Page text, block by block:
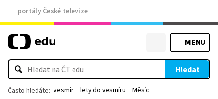
portály České televize
MENU
Hledat
Často hledáte: vesmír lety do vesmíru Měsíc